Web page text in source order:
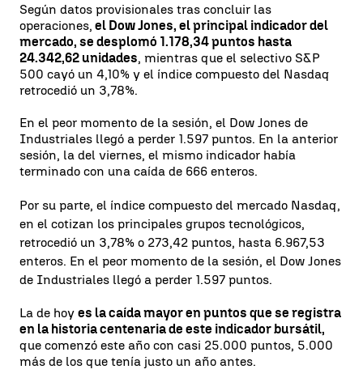
Según datos provisionales tras concluir las
operaciones, el Dow Jones, el principal indicador del
mercado, se desplomó 1.178,34 puntos hasta
24.342,62 unidades, mientras que el selectivo S&P
500 cayó un 4,10% y el índice compuesto del Nasdaq
retrocedió un 3,78%.
En el peor momento de la sesión, el Dow Jones de
Industriales llegó a perder 1.597 puntos. En la anterior
sesión, la del viernes, el mismo indicador había
terminado con una caída de 666 enteros.
Por su parte, el índice compuesto del mercado Nasdaq,
en el cotizan los principales grupos tecnológicos,
retrocedió un 3,78% o 273,42 puntos, hasta 6.967,53
enteros. En el peor momento de la sesión, el Dow Jones
de Industriales llegó a perder 1.597 puntos.
La de hoy es la caída mayor en puntos que se registra
en la historia centenaria de este indicador bursátil,
que comenzó este año con casi 25.000 puntos, 5.000
más de los que tenía justo un año antes.